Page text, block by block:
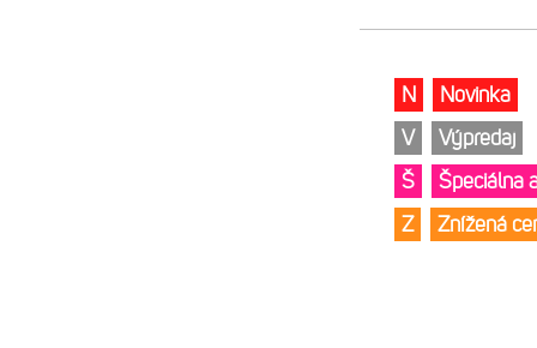
N
Novinka
V
Výpredaj
Š
Špeciálna
Z
Znížená